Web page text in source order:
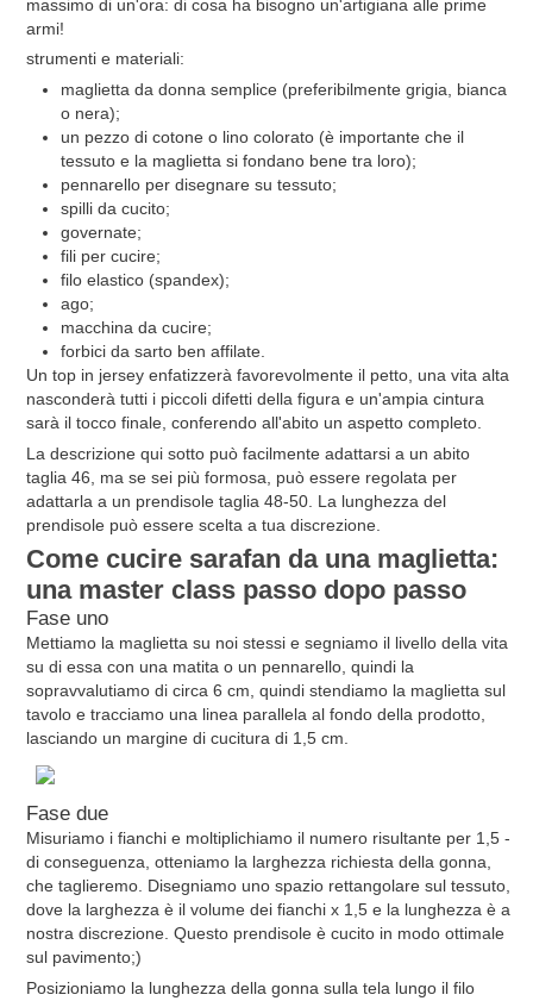
massimo di un'ora: di cosa ha bisogno un'artigiana alle prime
armi!
strumenti e materiali:
maglietta da donna semplice (preferibilmente grigia, bianca
o nera);
un pezzo di cotone o lino colorato (è importante che il
tessuto e la maglietta si fondano bene tra loro);
pennarello per disegnare su tessuto;
spilli da cucito;
governate;
fili per cucire;
filo elastico (spandex);
ago;
macchina da cucire;
forbici da sarto ben affilate.
Un top in jersey enfatizzerà favorevolmente il petto, una vita alta
nasconderà tutti i piccoli difetti della figura e un'ampia cintura
sarà il tocco finale, conferendo all'abito un aspetto completo.
La descrizione qui sotto può facilmente adattarsi a un abito
taglia 46, ma se sei più formosa, può essere regolata per
adattarla a un prendisole taglia 48-50. La lunghezza del
prendisole può essere scelta a tua discrezione.
Come cucire sarafan da una maglietta:
una master class passo dopo passo
Fase uno
Mettiamo la maglietta su noi stessi e segniamo il livello della vita
su di essa con una matita o un pennarello, quindi la
sopravvalutiamo di circa 6 cm, quindi stendiamo la maglietta sul
tavolo e tracciamo una linea parallela al fondo della prodotto,
lasciando un margine di cucitura di 1,5 cm.
Fase due
Misuriamo i fianchi e moltiplichiamo il numero risultante per 1,5 -
di conseguenza, otteniamo la larghezza richiesta della gonna,
che taglieremo. Disegniamo uno spazio rettangolare sul tessuto,
dove la larghezza è il volume dei fianchi x 1,5 e la lunghezza è a
nostra discrezione. Questo prendisole è cucito in modo ottimale
sul pavimento;)
Posizioniamo la lunghezza della gonna sulla tela lungo il filo